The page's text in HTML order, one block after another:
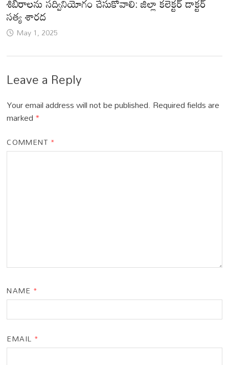
సత్య శారద
May 1, 2025
Leave a Reply
Your email address will not be published. Required fields are
marked*
COMMENT *
NAME *
EMAIL *